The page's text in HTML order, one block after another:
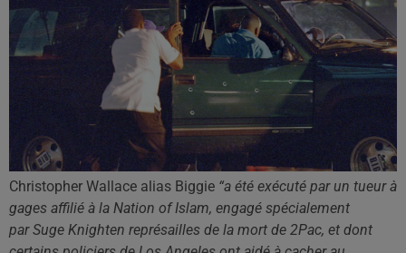
Christopher Wallace alias Biggie “a été exécuté par un tueur à
gages affilié à la Nation of Islam, engagé spécialement
par Suge Knighten représailles de la mort de 2Pac, et dont